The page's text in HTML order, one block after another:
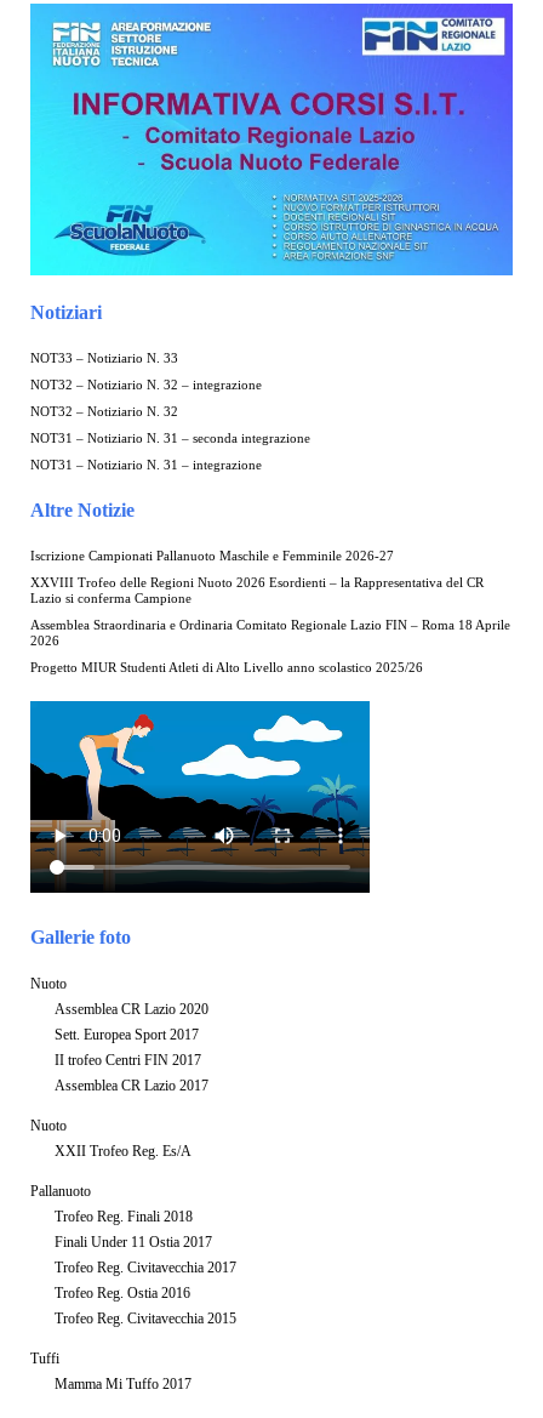
Notiziari
NOT33 – Notiziario N. 33
NOT32 – Notiziario N. 32 – integrazione
NOT32 – Notiziario N. 32
NOT31 – Notiziario N. 31 – seconda integrazione
NOT31 – Notiziario N. 31 – integrazione
Altre Notizie
Iscrizione Campionati Pallanuoto Maschile e Femminile 2026-27
XXVIII Trofeo delle Regioni Nuoto 2026 Esordienti – la Rappresentativa del CR
Lazio si conferma Campione
Assemblea Straordinaria e Ordinaria Comitato Regionale Lazio FIN – Roma 18 Aprile
2026
Progetto MIUR Studenti Atleti di Alto Livello anno scolastico 2025/26
Gallerie foto
Nuoto
Assemblea CR Lazio 2020
Sett. Europea Sport 2017
II trofeo Centri FIN 2017
Assemblea CR Lazio 2017
Nuoto
XXII Trofeo Reg. Es/A
Pallanuoto
Trofeo Reg. Finali 2018
Finali Under 11 Ostia 2017
Trofeo Reg. Civitavecchia 2017
Trofeo Reg. Ostia 2016
Trofeo Reg. Civitavecchia 2015
Tuffi
Mamma Mi Tuffo 2017